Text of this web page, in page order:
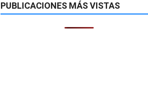
PUBLICACIONES MÁS VISTAS